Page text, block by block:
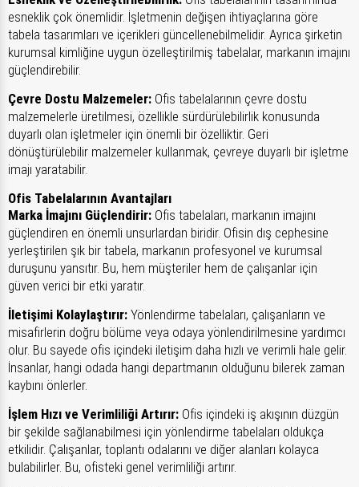
esneklik çok önemlidir. İşletmenin değişen ihtiyaçlarına göre
tabela tasarımları ve içerikleri güncellenebilmelidir. Ayrıca şirketin
kurumsal kimliğine uygun özelleştirilmiş tabelalar, markanın imajını
güçlendirebilir.
Çevre Dostu Malzemeler: Ofis tabelalarının çevre dostu
malzemelerle üretilmesi, özellikle sürdürülebilirlik konusunda
duyarlı olan işletmeler için önemli bir özelliktir. Geri
dönüştürülebilir malzemeler kullanmak, çevreye duyarlı bir işletme
imajı yaratabilir.
Ofis Tabelalarının Avantajları
Marka İmajını Güçlendirir: Ofis tabelaları, markanın imajını
güçlendiren en önemli unsurlardan biridir. Ofisin dış cephesine
yerleştirilen şık bir tabela, markanın profesyonel ve kurumsal
duruşunu yansıtır. Bu, hem müşteriler hem de çalışanlar için
güven verici bir etki yaratır.
İletişimi Kolaylaştırır: Yönlendirme tabelaları, çalışanların ve
misafirlerin doğru bölüme veya odaya yönlendirilmesine yardımcı
olur. Bu sayede ofis içindeki iletişim daha hızlı ve verimli hale gelir.
İnsanlar, hangi odada hangi departmanın olduğunu bilerek zaman
kaybını önlerler.
İşlem Hızı ve Verimliliği Artırır: Ofis içindeki iş akışının düzgün
bir şekilde sağlanabilmesi için yönlendirme tabelaları oldukça
etkilidir. Çalışanlar, toplantı odalarını ve diğer alanları kolayca
bulabilirler. Bu, ofisteki genel verimliliği artırır.